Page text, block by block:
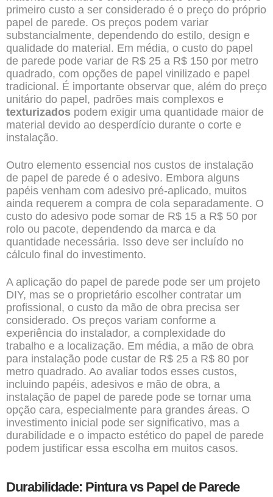
primeiro custo a ser considerado é o preço do próprio
papel de parede. Os preços podem variar
substancialmente, dependendo do estilo, design e
qualidade do material. Em média, o custo do papel
de parede pode variar de R$ 25 a R$ 150 por metro
quadrado, com opções de papel vinilizado e papel
tradicional. É importante observar que, além do preço
unitário do papel, padrões mais complexos e
texturizados podem exigir uma quantidade maior de
material devido ao desperdício durante o corte e
instalação.
Outro elemento essencial nos custos de instalação
de papel de parede é o adesivo. Embora alguns
papéis venham com adesivo pré-aplicado, muitos
ainda requerem a compra de cola separadamente. O
custo do adesivo pode somar de R$ 15 a R$ 50 por
rolo ou pacote, dependendo da marca e da
quantidade necessária. Isso deve ser incluído no
cálculo final do investimento.
A aplicação do papel de parede pode ser um projeto
DIY, mas se o proprietário escolher contratar um
profissional, o custo da mão de obra precisa ser
considerado. Os preços variam conforme a
experiência do instalador, a complexidade do
trabalho e a localização. Em média, a mão de obra
para instalação pode custar de R$ 25 a R$ 80 por
metro quadrado. Ao avaliar todos esses custos,
incluindo papéis, adesivos e mão de obra, a
instalação de papel de parede pode se tornar uma
opção cara, especialmente para grandes áreas. O
investimento inicial pode ser significativo, mas a
durabilidade e o impacto estético do papel de parede
podem justificar essa escolha em muitos casos.
Durabilidade: Pintura vs Papel de Parede